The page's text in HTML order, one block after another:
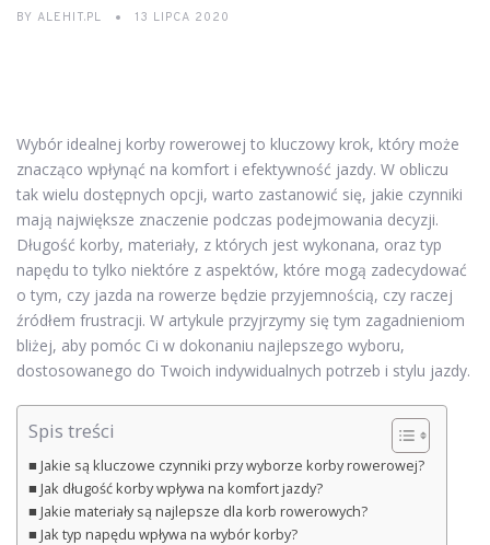
BY ALEHIT.PL 13 LIPCA 2020
Wybór idealnej korby rowerowej to kluczowy krok, który może
znacząco wpłynąć na komfort i efektywność jazdy. W obliczu
tak wielu dostępnych opcji, warto zastanowić się, jakie czynniki
mają największe znaczenie podczas podejmowania decyzji.
Długość korby, materiały, z których jest wykonana, oraz typ
napędu to tylko niektóre z aspektów, które mogą zadecydować
o tym, czy jazda na rowerze będzie przyjemnością, czy raczej
źródłem frustracji. W artykule przyjrzymy się tym zagadnieniom
bliżej, aby pomóc Ci w dokonaniu najlepszego wyboru,
dostosowanego do Twoich indywidualnych potrzeb i stylu jazdy.
Spis treści
Jakie są kluczowe czynniki przy wyborze korby rowerowej?
Jak długość korby wpływa na komfort jazdy?
Jakie materiały są najlepsze dla korb rowerowych?
Jak typ napędu wpływa na wybór korby?